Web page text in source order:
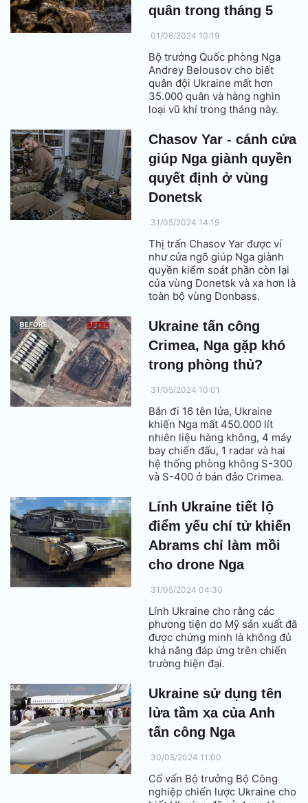
quân trong tháng 5
01/06/2024 10:19
Bộ trưởng Quốc phòng Nga
Andrey Belousov cho biết
quân đội Ukraine mất hơn
35.000 quân và hàng nghìn
loại vũ khí trong tháng này.
Chasov Yar - cánh cửa
giúp Nga giành quyền
quyết định ở vùng
Donetsk
31/05/2024 14:19
Thị trấn Chasov Yar được ví
như cửa ngõ giúp Nga giành
quyền kiểm soát phần còn lại
của vùng Donetsk và xa hơn là
toàn bộ vùng Donbass.
Ukraine tấn công
Crimea, Nga gặp khó
trong phòng thủ?
31/05/2024 10:01
Bắn đi 16 tên lửa, Ukraine
khiến Nga mất 450.000 lít
nhiên liệu hàng không, 4 máy
bay chiến đấu, 1 radar và hai
hệ thống phòng không S-300
và S-400 ở bán đảo Crimea.
Lính Ukraine tiết lộ
điểm yếu chí tử khiến
Abrams chỉ làm mồi
cho drone Nga
31/05/2024 04:30
Lính Ukraine cho rằng các
phương tiện do Mỹ sản xuất đã
được chứng minh là không đủ
khả năng đáp ứng trên chiến
trường hiện đại.
Ukraine sử dụng tên
lửa tầm xa của Anh
tấn công Nga
30/05/2024 11:00
Cố vấn Bộ trưởng Bộ Công
nghiệp chiến lược Ukraine cho